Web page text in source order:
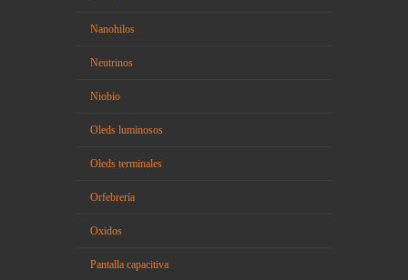
Nanohilos
Neutrinos
Niobio
Oleds luminosos
Oleds terminales
Orfebrería
Oxidos
Pantalla capacitiva